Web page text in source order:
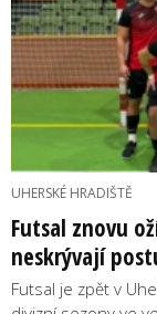
UHERSKÉ HRADIŠTĚ
Futsal znovu
neskrývají
Futsal je zpět v